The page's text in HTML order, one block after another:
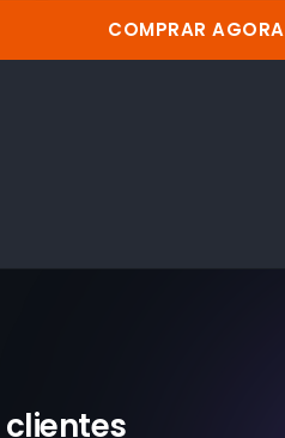
COMPRAR AGORA
clientes